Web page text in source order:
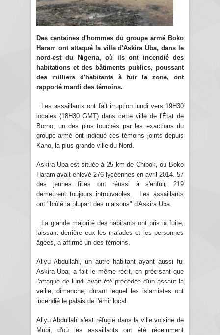
Des centaines d'hommes du groupe armé Boko
Haram ont attaqué la ville d'Askira Uba, dans le
nord-est du Nigeria, où ils ont incendié des
habitations et des bâtiments publics, poussant
des milliers d'habitants à fuir la zone, ont
rapporté mardi des témoins.
Les assaillants ont fait irruption lundi vers 19H30
locales (18H30 GMT) dans cette ville de l'État de
Borno, un des plus touchés par les exactions du
groupe armé ont indiqué ces témoins joints depuis
Kano, la plus grande ville du Nord.
Askira Uba est située à 25 km de Chibok, où Boko
Haram avait enlevé 276 lycéennes en avril 2014. 57
des jeunes filles ont réussi à s'enfuir, 219
demeurent toujours introuvables. Les assaillants
ont "brûlé la plupart des maisons" d'Askira Uba.
La grande majorité des habitants ont pris la fuite,
laissant derrière eux les malades et les personnes
âgées, a affirmé un des témoins.
Aliyu Abdullahi, un autre habitant ayant aussi fui
Askira Uba, a fait le même récit, en précisant que
l'attaque de lundi avait été précédée d'un assaut la
veille, dimanche, durant lequel les islamistes ont
incendié le palais de l'émir local.
Aliyu Abdullahi s'est réfugié dans la ville voisine de
Mubi, d'où les assaillants ont été récemment